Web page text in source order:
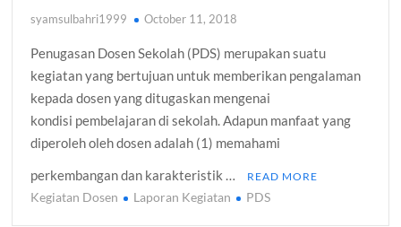
syamsulbahri1999 October 11, 2018
Penugasan Dosen Sekolah (PDS) merupakan suatu
kegiatan yang bertujuan untuk memberikan pengalaman
kepada dosen yang ditugaskan mengenai
kondisi pembelajaran di sekolah. Adapun manfaat yang
diperoleh oleh dosen adalah (1) memahami
perkembangan dan karakteristik …
READ MORE
Kegiatan Dosen Laporan Kegiatan PDS